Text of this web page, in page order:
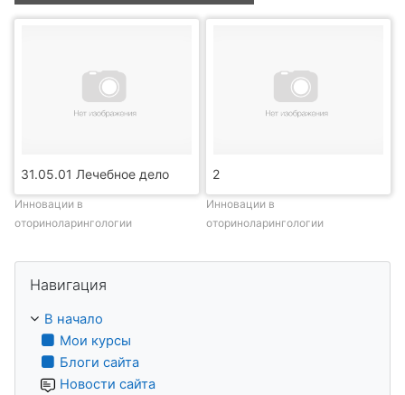
31.05.01 Лечебное дело
Инновации в
оториноларингологии
2
Инновации в
оториноларингологии
Навигация
В начало
Мои курсы
Блоги сайта
Новости сайта